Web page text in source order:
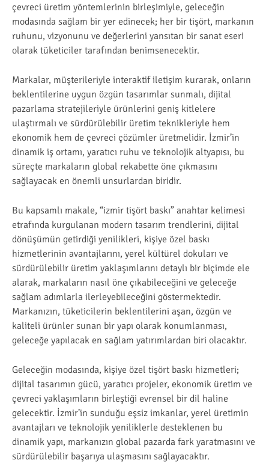
çevreci üretim yöntemlerinin birleşimiyle, geleceğin
modasında sağlam bir yer edinecek; her bir tişört, markanın
ruhunu, vizyonunu ve değerlerini yansıtan bir sanat eseri
olarak tüketiciler tarafından benimsenecektir.
Markalar, müşterileriyle interaktif iletişim kurarak, onların
beklentilerine uygun özgün tasarımlar sunmalı, dijital
pazarlama stratejileriyle ürünlerini geniş kitlelere
ulaştırmalı ve sürdürülebilir üretim teknikleriyle hem
ekonomik hem de çevreci çözümler üretmelidir. İzmir’in
dinamik iş ortamı, yaratıcı ruhu ve teknolojik altyapısı, bu
süreçte markaların global rekabette öne çıkmasını
sağlayacak en önemli unsurlardan biridir.
Bu kapsamlı makale, “izmir tişört baskı” anahtar kelimesi
etrafında kurgulanan modern tasarım trendlerini, dijital
dönüşümün getirdiği yenilikleri, kişiye özel baskı
hizmetlerinin avantajlarını, yerel kültürel dokuları ve
sürdürülebilir üretim yaklaşımlarını detaylı bir biçimde ele
alarak, markaların nasıl öne çıkabileceğini ve geleceğe
sağlam adımlarla ilerleyebileceğini göstermektedir.
Markanızın, tüketicilerin beklentilerini aşan, özgün ve
kaliteli ürünler sunan bir yapı olarak konumlanması,
geleceğe yapılacak en sağlam yatırımlardan biri olacaktır.
Geleceğin modasında, kişiye özel tişört baskı hizmetleri;
dijital tasarımın gücü, yaratıcı projeler, ekonomik üretim ve
çevreci yaklaşımların birleştiği evrensel bir dil haline
gelecektir. İzmir’in sunduğu eşsiz imkanlar, yerel üretimin
avantajları ve teknolojik yeniliklerle desteklenen bu
dinamik yapı, markanızın global pazarda fark yaratmasını ve
sürdürülebilir başarıya ulaşmasını sağlayacaktır.